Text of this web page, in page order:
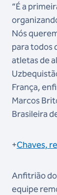
“É a
Nós
para todos
atletas de
França,
Marcos
Brasileira
+Chaves,
Anfitrião
equipe